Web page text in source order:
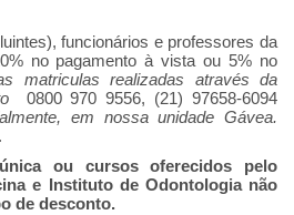
funcionários e professores da
no pagamento à vista ou 5% no
matriculas realizadas através da
0800 970 9556, (21) 97658-6094
em nossa unidade Gávea.
ou cursos oferecidos pelo
e Instituto de Odontologia não
de desconto.